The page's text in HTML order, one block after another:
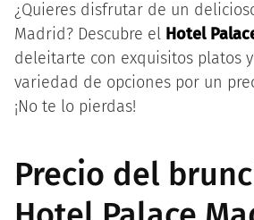
¿Quieres disfrutar de un
Madrid? Descubre el Hotel
deleitarte con exquisitos platos
variedad de opciones por un
¡No te lo pierdas!
Precio del